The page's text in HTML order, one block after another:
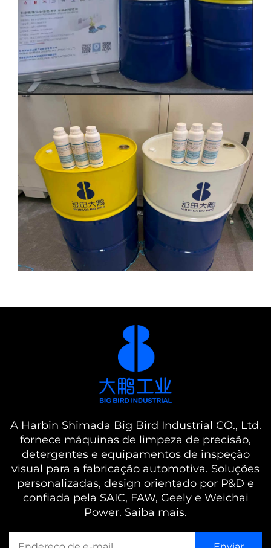
A Harbin Shimada Big Bird Industrial CO., Ltd.
fornece máquinas de limpeza de precisão,
detergentes e equipamentos de inspeção
visual para a fabricação automotiva. Soluções
personalizadas, design orientado por P&D e
confiada pela SAIC, FAW, Geely e Weichai
Power. Saiba mais.